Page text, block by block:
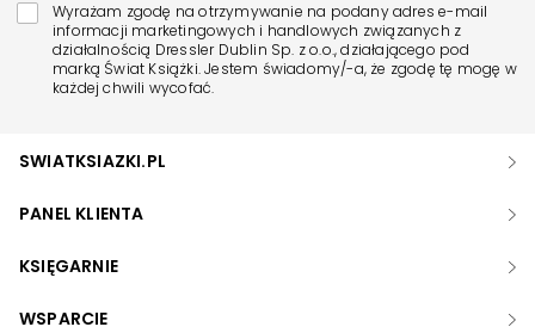
Wyrażam zgodę na otrzymywanie na podany adres e-mail
informacji marketingowych i handlowych związanych z
działalnością Dressler Dublin Sp. z o.o., działającego pod
marką Świat Książki. Jestem świadomy/-a, że zgodę tę mogę w
każdej chwili wycofać.
SWIATKSIAZKI.PL
PANEL KLIENTA
KSIĘGARNIE
WSPARCIE